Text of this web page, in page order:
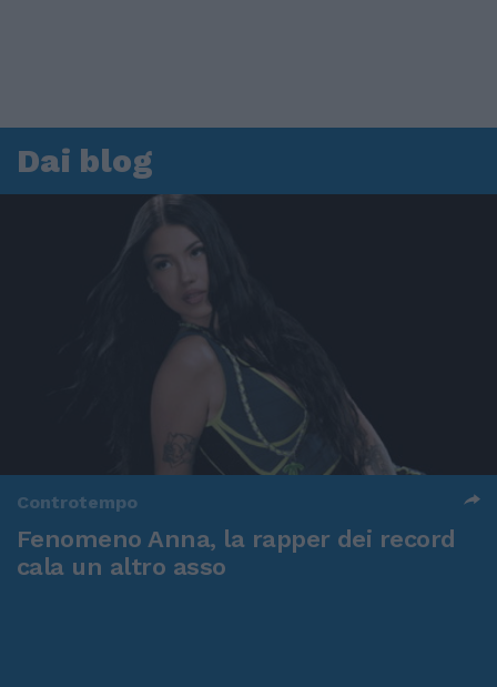
Dai blog
Controtempo
Fenomeno Anna, la rapper dei record
cala un altro asso